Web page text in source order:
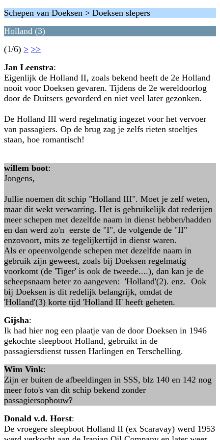
Schepen van Doeksen > Doeksen slepers
Holland (3)
(1/6) > >>
Jan Leenstra:
Eigenlijk de Holland II, zoals bekend heeft de 2e Holland
nooit voor Doeksen gevaren. Tijdens de 2e wereldoorlog
door de Duitsers gevorderd en niet veel later gezonken.
De Holland III werd regelmatig ingezet voor het vervoer
van passagiers. Op de brug zag je zelfs rieten stoeltjes
staan, hoe romantisch!
willem boot:
Jongens,
Jullie noemen dit schip "Holland III". Moet je zelf weten,
maar dit wekt verwarring. Het is gebruikelijk dat rederijen
meer schepen met dezelfde naam in dienst hebben/hadden
en dan werd zo'n eerste de "I", de volgende de "II"
enzovoort, mits ze tegelijkertijd in dienst waren.
Als er opeenvolgende schepen met dezelfde naam in
gebruik zijn geweest, zoals bij Doeksen regelmatig
voorkomt (de 'Tiger' is ook de tweede....), dan kan je de
scheepsnaam beter zo aangeven: 'Holland'(2). enz. Ook
bij Doeksen is dit redelijk belangrijk, omdat de
'Holland'(3) korte tijd 'Holland II' heeft geheten.
Gijsha:
Ik had hier nog een plaatje van de door Doeksen in 1946
gekochte sleepboot Holland, gebruikt in de
passagiersdienst tussen Harlingen en Terschelling.
Wim Vink:
Zijn er buiten de afbeeldingen in SSS, blz 140 en 142 nog
meer foto's van dit schip bekend zonder
passagiersopbouw?
Donald v.d. Horst:
De vroegere sleepboot Holland II (ex Scaravay) werd 1953